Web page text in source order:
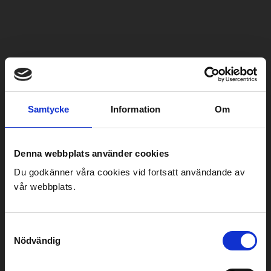
Samtycke Information Om
Denna webbplats använder cookies
Du godkänner våra cookies vid fortsatt användande av
vår webbplats.
Nödvändig
Tillbaka
Typ av entreprenad:Utförandeentreprenad
Ort:Karlstad
Projektet som är en utförandeentreprenad avser ny
deletapp av Karlstads snabbusslinje. Projektet